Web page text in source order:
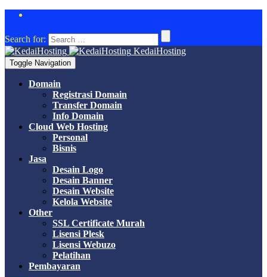
Search for:
KedaiHosting
Toggle Navigation
Domain
Registrasi Domain
Transfer Domain
Info Domain
Cloud Web Hosting
Personal
Bisnis
Jasa
Desain Logo
Desain Banner
Desain Website
Kelola Website
Other
SSL Certificate Murah
Lisensi Plesk
Lisensi Webuzo
Pelatihan
Pembayaran